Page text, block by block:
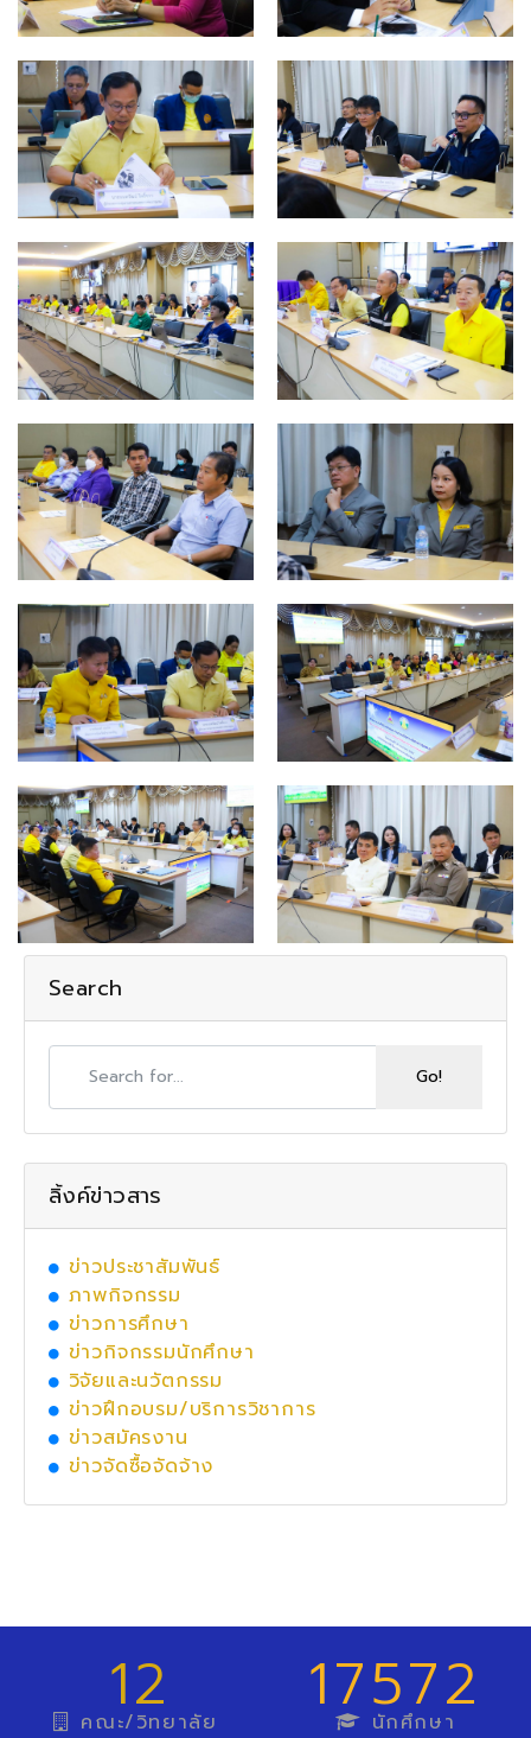
Search
ลิ้งค์ข่าวสาร
ข่าวประชาสัมพันธ์
ภาพกิจกรรม
ข่าวการศึกษา
ข่าวกิจกรรมนักศึกษา
วิจัยและนวัตกรรม
ข่าวฝึกอบรม/บริการวิชาการ
ข่าวสมัครงาน
ข่าวจัดซื้อจัดจ้าง
12
คณะ/วิทยาลัย 17572
นักศึกษา